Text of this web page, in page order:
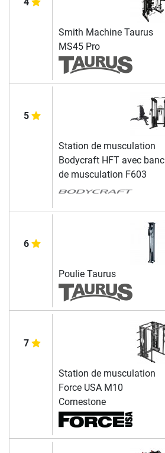
Smith Machine Taurus
MS45 Pro
5
Station de musculation
Bodycraft HFT avec banc
de musculation F603
6
Poulie Taurus
7
Station de musculation
Force USA M10
Cornestone